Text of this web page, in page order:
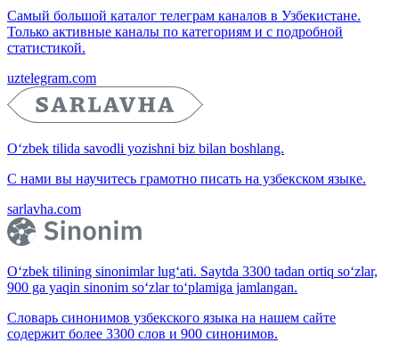
Самый большой каталог телеграм каналов в Узбекистане.
Только активные каналы по категориям и с подробной
статистикой.
uztelegram.com
O‘zbek tilida savodli yozishni biz bilan boshlang.
С нами вы научитесь грамотно писать на узбекском языке.
sarlavha.com
O‘zbek tilining sinonimlar lug‘ati. Saytda 3300 tadan ortiq so‘zlar,
900 ga yaqin sinonim so‘zlar to‘plamiga jamlangan.
Словарь синонимов узбекского языка на нашем сайте
содержит более 3300 слов и 900 синонимов.